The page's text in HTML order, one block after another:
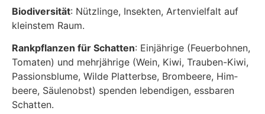
Bio­di­ver­si­tät: Nütz­lin­ge, Insek­ten, Arten­viel­falt auf
kleins­tem Raum.
Rank­pflan­zen für Schat­ten: Ein­jäh­ri­ge (Feu­er­boh­nen,
Toma­ten) und mehr­jäh­ri­ge (Wein, Kiwi, Trau­ben-Kiwi,
Pas­si­ons­blu­me, Wil­de Platt­erb­se, Brom­bee­re, Him­
bee­re, Säu­len­obst) spen­den leben­di­gen, ess­ba­ren
Schat­ten.